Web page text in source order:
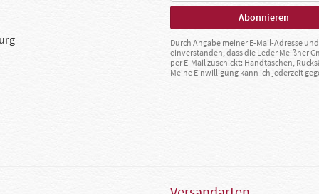
Durch Angabe meiner E-Mail-Adresse
einverstanden, dass die Leder Meißner
per E-Mail zuschickt: Handtaschen,
Meine Einwilligung kann ich jederzeit